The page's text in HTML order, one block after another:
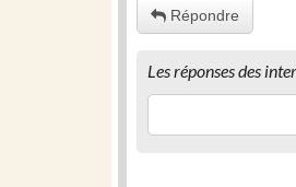
Répondre
Les réponses des